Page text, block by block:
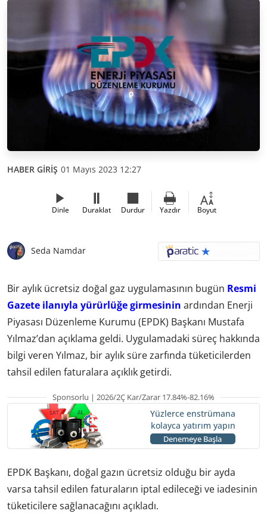
HABER GİRİŞ 01 Mayıs 2023 12:27
Dinle Duraklat Durdur Yazdır Boyut
Seda Namdar
Bir aylık ücretsiz doğal gaz uygulamasının bugün Resmi
Gazete ilanıyla yürürlüğe girmesinin ardından Enerji
Piyasası Düzenleme Kurumu (EPDK) Başkanı Mustafa
Yılmaz’dan açıklama geldi. Uygulamadaki süreç hakkında
bilgi veren Yılmaz, bir aylık süre zarfında tüketicilerden
tahsil edilen faturalara açıklık getirdi.
Sponsorlu | 2026/2Ç Kar/Zarar 17.84%-82.16%
Yüzlerce enstrümana
kolayca yatırım yapın
Denemeye Başla
EPDK Başkanı, doğal gazın ücretsiz olduğu bir ayda
varsa tahsil edilen faturaların iptal edileceği ve iadesinin
tüketicilere sağlanacağını açıkladı.